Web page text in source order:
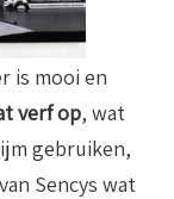
is mooi en
verf op, wat
gebruiken,
Sencys wat